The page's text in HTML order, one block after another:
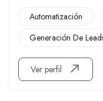
Automatización
Generación De
Ver perfil